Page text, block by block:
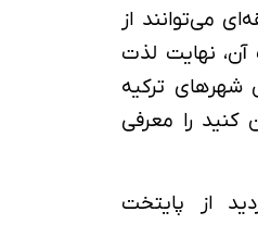
می‌توانند از
نهایت لذت
شهرهای ترکیه
کنید را معرفی
از پایتخت